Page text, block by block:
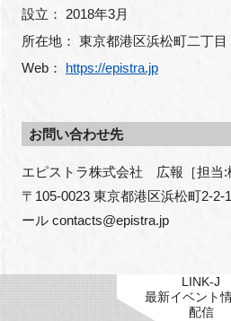
設立： 2018年3月
所在地： 東京都港区浜松町二丁
Web： https://epistra.jp
お問い合わせ先
エピストラ株式会社　広報［担当:
〒105-0023 東京都港区浜松町2-2-
ール contacts@epistra.jp
LINK-J
最新イベント
配信